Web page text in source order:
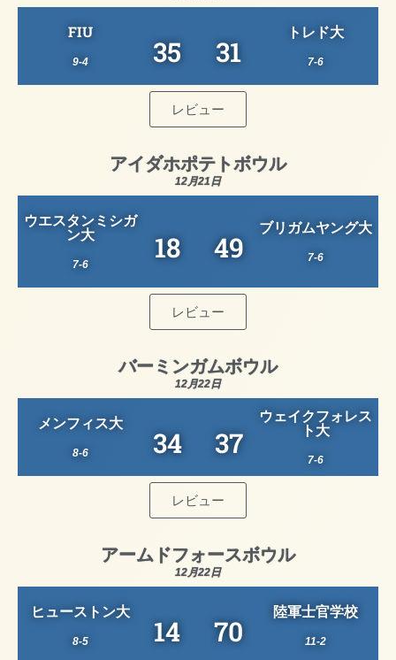
FIU
9-4 35 31
トレド大
7-6
レビュー
アイダホポテトボウル
12月21日
ウエスタンミシガ
ン大
7-6 18 49
ブリガムヤング大
7-6
レビュー
バーミンガムボウル
12月22日
メンフィス大
8-6 34 37
ウェイクフォレス
ト大
7-6
レビュー
アームドフォースボウル
12月22日
ヒューストン大
8-5 14 70
陸軍士官学校
11-2